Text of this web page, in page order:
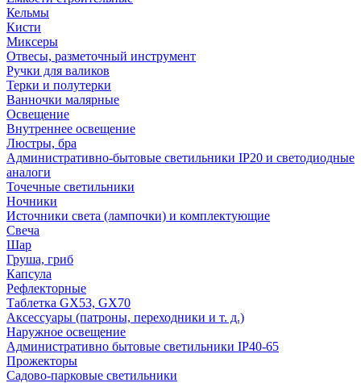
Кельмы
Кисти
Миксеры
Отвесы, разметочный инструмент
Ручки для валиков
Терки и полутерки
Ванночки малярные
Освещение
Внутреннее освещение
Люстры, бра
Административно-бытовые светильники IP20 и светодиодные
аналоги
Точечные светильники
Ночники
Источники света (лампочки) и комплектующие
Свеча
Шар
Груша, гриб
Капсула
Рефлекторные
Таблетка GX53, GX70
Аксессуары (патроны, переходники и т. д.)
Наружное освещение
Административно бытовые светильники IP40-65
Прожекторы
Садово-парковые светильники